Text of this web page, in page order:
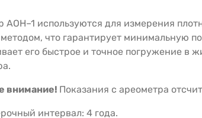
АОН–1 используются для измерения
что гарантирует минимальную
его быстрое и точное погружение
внимание! Показания с ареометра
интервал: 4 года.